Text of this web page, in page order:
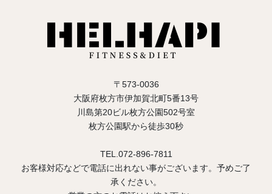
〒573-0036
大阪府枚方市伊加賀北町5番13号
川島第20ビル枚方公園502号室
枚方公園駅から徒歩30秒
TEL.072-896-7811
お客様対応などで電話に出れない事がございます。予めご了
承ください。